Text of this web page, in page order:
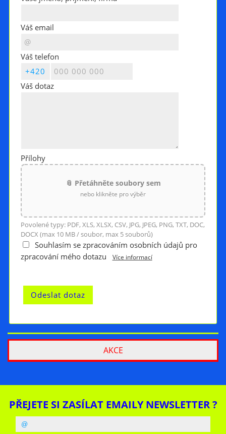
Váš email
Váš telefon
Váš dotaz
Přílohy
📎 Přetáhněte soubory sem
nebo klikněte pro výběr
Povolené typy: PDF, XLS, XLSX, CSV, JPG, JPEG, PNG, TXT, DOC,
DOCX (max 10 MB / soubor, max 5 souborů)
Souhlasím se zpracováním osobních údajů pro
zpracování mého dotazu
Více informací
AKCE
PŘEJETE SI ZASÍLAT EMAILY NEWSLETTER ?